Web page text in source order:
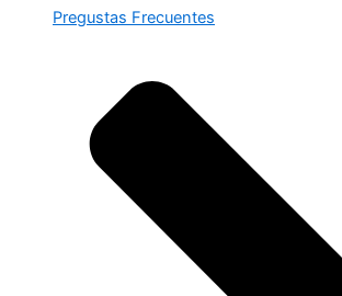
Pregustas Frecuentes